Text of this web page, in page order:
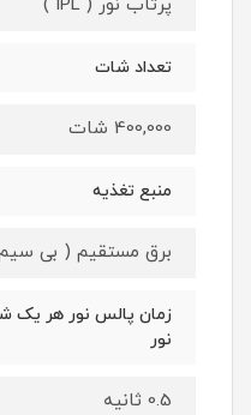
پرتاب نور ( IPL )
تعداد شات
400,000 شات
منبع تغذیه
برق مستقیم ( بی
زمان پالس نور هر یک
نور
0.5 ثانیه